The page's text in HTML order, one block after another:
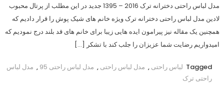
مدل لباس راحتی دخترانه ترک 2016 – 1395 جدید در این مطلب از پرتال محبوب
لادین مدل لباس راحتی دخترانه ترک ویژه خانم های شیک پوش را قرار دادیم که
همچنین یک مقاله نیز پیرامون ایده هایی زیبا برای خانم های قد بلند درج نمودیم که
امیدواریم رضایت شما عزیزان را جلب کند با تشکر […]
Tagged لباس راحتی , مدل لباس راحتی , مدل لباس راحتی 95 , مدل لباس
راحتی ترک